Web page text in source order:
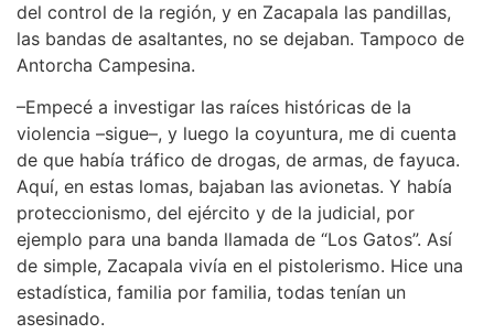
del control de la región, y en Zacapala las pandillas,
las bandas de asaltantes, no se dejaban. Tampoco de
Antorcha Campesina.
–Empecé a investigar las raíces históricas de la
violencia –sigue–, y luego la coyuntura, me di cuenta
de que había tráfico de drogas, de armas, de fayuca.
Aquí, en estas lomas, bajaban las avionetas. Y había
proteccionismo, del ejército y de la judicial, por
ejemplo para una banda llamada de “Los Gatos”. Así
de simple, Zacapala vivía en el pistolerismo. Hice una
estadística, familia por familia, todas tenían un
asesinado.